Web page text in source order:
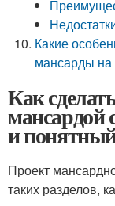
Какие
мансарды
Как
мансардой
и
Проект
таких разделов,